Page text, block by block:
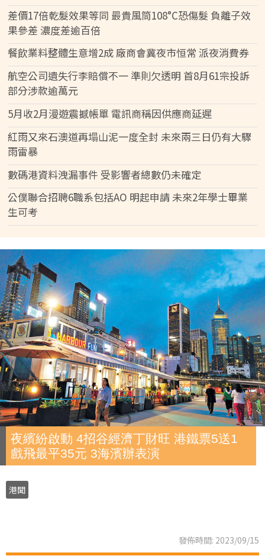
差價17倍乾髮效果等同 最貴風筒108°C恐傷髮 負離子效
果參差 濃度差逾百倍
餐飲業料整體生意增2成 廠商會冀夜市恒常 派夜消費券
航空公司遺失行李賠償不一 準則欠透明 首8月61宗投訴
部分涉款逾萬元
5月收2月漫遊震撼帳單 電訊商稱因供應商延遲
紅雨又來石澳道再塌山泥一度全封 未來兩三日仍有大驟
雨雷暴
數碼港資料洩漏事件 受影響者總數仍未確定
公僕聯合招聘6職系包括AO 明起申請 未來2年學士畢業
生可考
夜繽紛啟動 4招谷經濟丁財旺 港鐵票5送1
戲飛最平35元 3海濱辦表演
港聞
發佈時間: 2023/09/15